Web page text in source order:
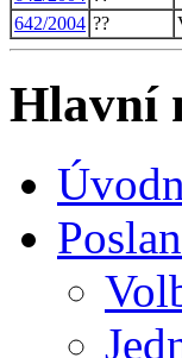
642/2004 ??
Hlavní